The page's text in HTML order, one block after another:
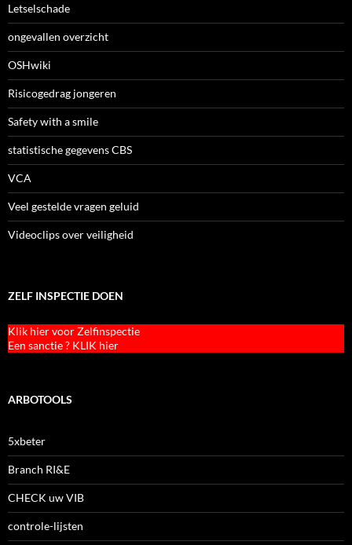
Letselschade
ongevallen overzicht
OSHwiki
Risicogedrag jongeren
Safety with a smile
statistische gegevens CBS
VCA
Veel gestelde vragen geluid
Videoclips over veiligheid
ZELF INSPECTIE DOEN
Klik hier voor Zelfinspectie
Een sanctie ? KLIK hier
ARBOTOOLS
5xbeter
Branch RI&E
CHECK uw VIB
controle-lijsten